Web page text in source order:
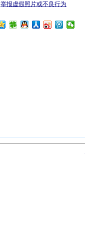
举报虚假照片或不良行为